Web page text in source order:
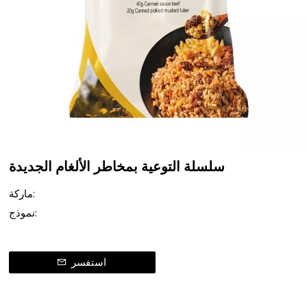
سلسلة التوعية بمخاطر الألغام الجديدة
ماركة:
نموذج:
استفسر